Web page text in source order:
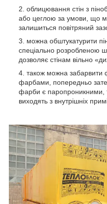
облицювання стін з
або цеглою за умови, що
залишиться повітряний
можна обштукатурити
спеціально розробленою
дозволяє стінам вільно
також можна забарвити
фарбами, попередньо
фарби є паропроникними,
виходять з внутрішніх